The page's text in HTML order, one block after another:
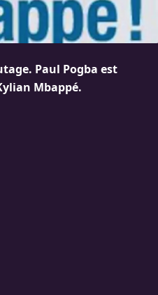
Paul Pogba est
Mbappé.